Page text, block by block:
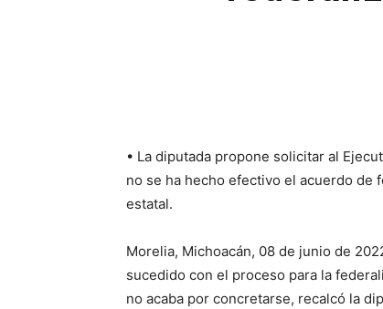
• La diputada propone solicitar al
no se ha hecho efectivo el acuerdo de
estatal.
Morelia, Michoacán, 08 de junio de
sucedido con el proceso para la
no acaba por concretarse, recalcó la